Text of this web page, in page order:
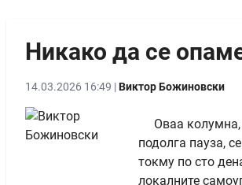
Никако да се
14.03.2026 16:49 |Виктор Божиновски
Оваа колумна,
подолга пауза,
токму по сто
локалните